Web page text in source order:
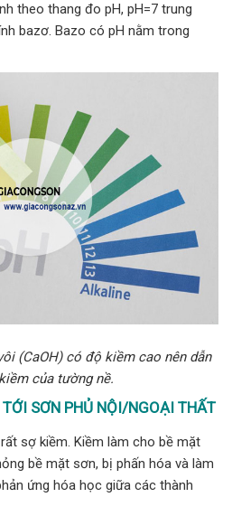
theo thang đo pH, pH=7 trung
bazơ. Bazo có pH nằm trong
(CaOH) có độ kiềm cao nên dẫn
của tường nề.
SƠN PHỦ NỘI/NGOẠI THẤT
sợ kiềm. Kiềm làm cho bề mặt
bề mặt sơn, bị phấn hóa và làm
ứng hóa học giữa các thành